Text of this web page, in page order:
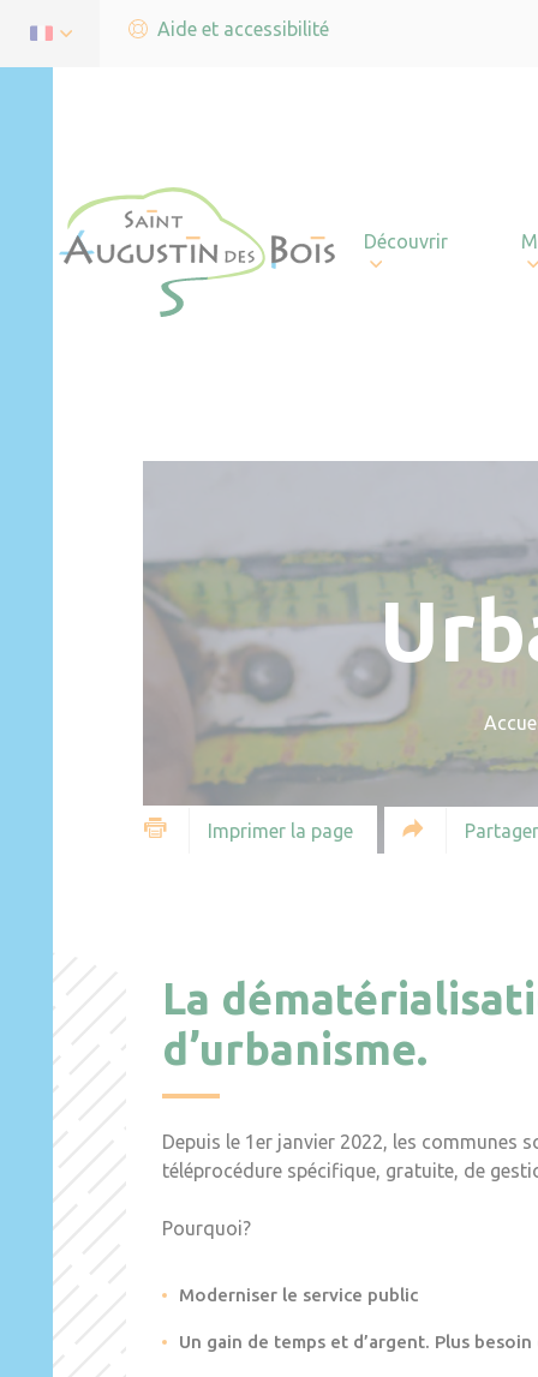
Aide et accessibilité
Découvrir
Imprimer la page
La
d’urbanisme.
Depuis le 1er janvier 2022, les communes
téléprocédure spécifique, gratuite, de
Pourquoi?
Moderniser le service public
Un gain de temps et d’argent. Plus